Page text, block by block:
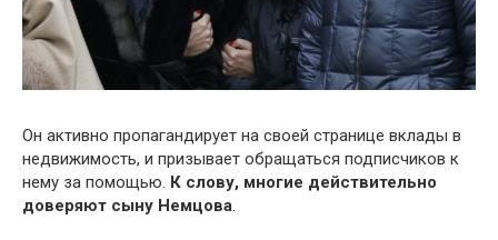
Он активно пропагандирует на своей странице вклады в
недвижимость, и призывает обращаться подписчиков к
нему за помощью. К слову, многие действительно
доверяют сыну Немцова.